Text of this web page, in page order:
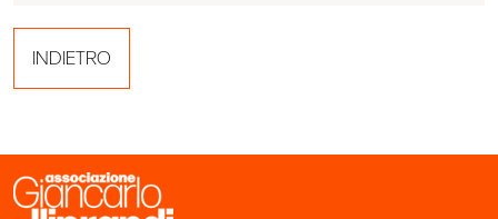
INDIETRO